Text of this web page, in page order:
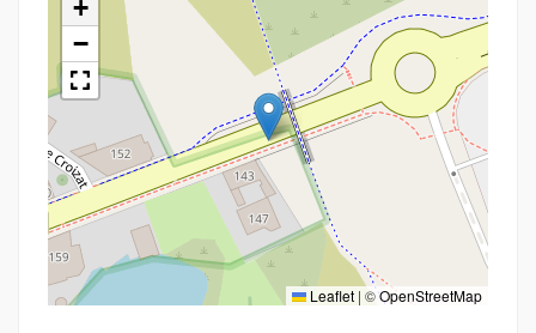
+
−
Leaflet | ©OpenStreetMap